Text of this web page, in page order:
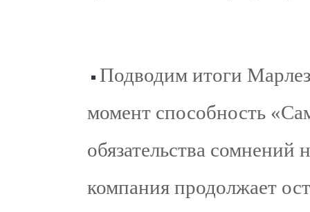
Подводим итоги
момент способность
обязательства
компания продолжает